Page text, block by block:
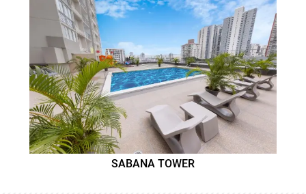
SABANA TOWER